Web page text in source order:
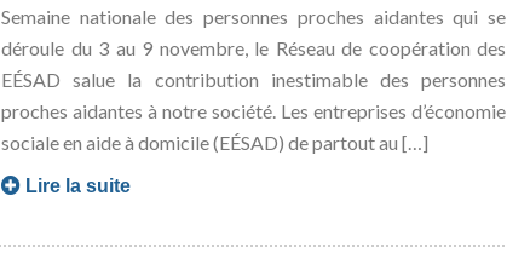
Semaine nationale des personnes proches aidantes qui se
déroule du 3 au 9 novembre, le Réseau de coopération des
EÉSAD salue la contribution inestimable des personnes
proches aidantes à notre société. Les entreprises d’économie
sociale en aide à domicile (EÉSAD) de partout au […]
Lire la suite